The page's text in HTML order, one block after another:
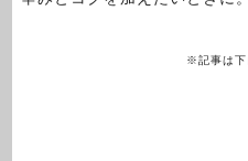
※記事は下